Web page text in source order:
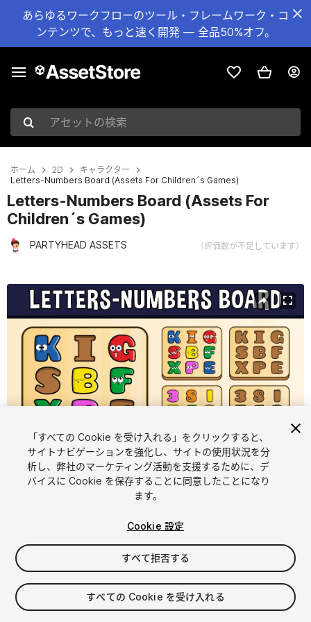
あらゆるワークフローのツール・フレームワーク・コ
ンテンツで、もっと速く開発 — 全品50%オフ。
アセットの検索
ホーム 2D
キャラクター
Letters-Numbers Board (Assets For Children´s Games)
Letters-Numbers Board (Assets For
Children´s Games)
PARTYHEAD ASSETS （評価数が不足しています）
現在のスライド：1 / 6
1/6
$10
消費税は決済時に計算されます
「すべての Cookie を受け入れる」をクリックすると、
サイトナビゲーションを強化し、サイトの使用状況を分
析し、弊社のマーケティング活動を支援するために、デ
バイスに Cookie を保存することに同意したことになり
ます。
Cookie 設定
すべて拒否する
すべての Cookie を受け入れる